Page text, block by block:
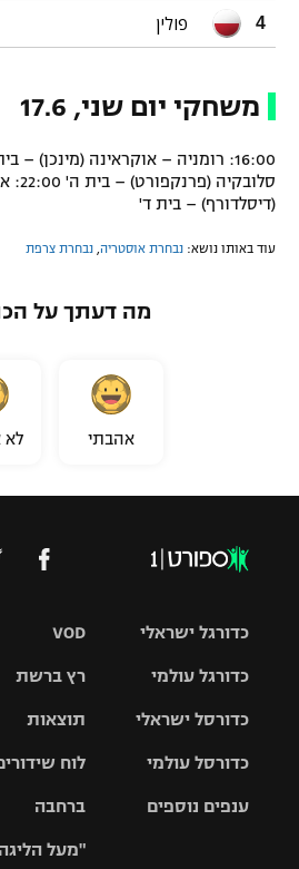
4 פולין
משחקי יום שני, 17.6
(דיסלדורף) – בית ד'
עוד באותו נושא: נבחרת אוסטריה נבחרת צרפת
מה דעתך על
אהבתי לא
VOD
רץ ברשת
תוצאות
לוח
ברחבה
"מעל
כדורגל ישראלי
גביע הטוטו
כדורגל עולמי
האלופות
ליגה
כדורסל ישראלי
סל
כדורסל עולמי
ענפים נוספים